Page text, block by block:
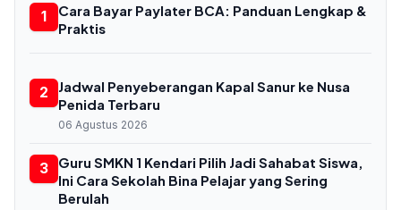
1
Cara Bayar Paylater BCA: Panduan Lengkap &
Praktis
2
Jadwal Penyeberangan Kapal Sanur ke Nusa
Penida Terbaru
06 Agustus 2026
3
Guru SMKN 1 Kendari Pilih Jadi Sahabat Siswa,
Ini Cara Sekolah Bina Pelajar yang Sering
Berulah